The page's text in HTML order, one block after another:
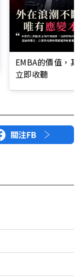
EMBA的價值，
立即收聽
關注FB